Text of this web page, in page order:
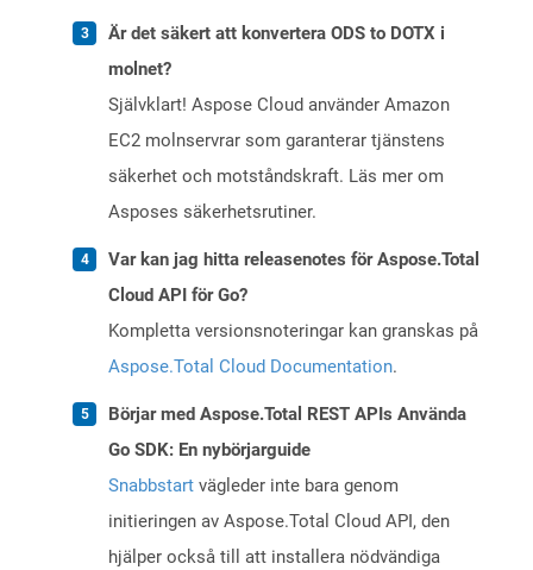
Är det säkert att konvertera ODS to DOTX i
molnet?
Självklart! Aspose Cloud använder Amazon
EC2 molnservrar som garanterar tjänstens
säkerhet och motståndskraft. Läs mer om
Asposes säkerhetsrutiner.
Var kan jag hitta releasenotes för Aspose.Total
Cloud API för Go?
Kompletta versionsnoteringar kan granskas på
Aspose.Total Cloud Documentation.
Börjar med Aspose.Total REST APIs Använda
Go SDK: En nybörjarguide
Snabbstart vägleder inte bara genom
initieringen av Aspose.Total Cloud API, den
hjälper också till att installera nödvändiga